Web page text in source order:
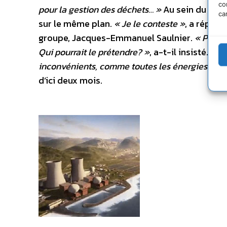
pour la gestion des déchets… »Au sein du
sur le même plan. « Je le conteste », a
groupe, Jacques-Emmanuel Saulnier. «
Qui pourrait le prétendre? », a-t-il insisté. Il
inconvénients, comme toutes les énergies »
.
d’ici deux mois.